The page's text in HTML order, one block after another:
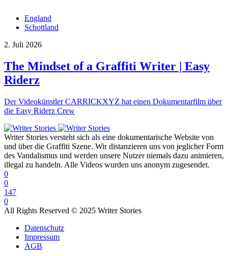
England
Schottland
2. Juli 2026
The Mindset of a Graffiti Writer | Easy
Riderz
Der Videokünstler CARRICKXYZ hat einen Dokumentarfilm über
die Easy Riderz Crew
Writer Stories versteht sich als eine dokumentarische Website von
und über die Graffiti Szene. Wir distanzieren uns von jeglicher Form
des Vandalismus und werden unsere Nutzer niemals dazu animieren,
illegal zu handeln. Alle Videos wurden uns anonym zugesendet.
0
0
147
0
All Rights Reserved © 2025 Writer Stories
Datenschutz
Impressum
AGB